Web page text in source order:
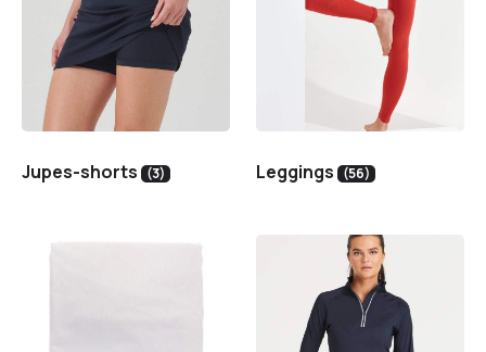
Jupes-shorts (3) Leggings (56)